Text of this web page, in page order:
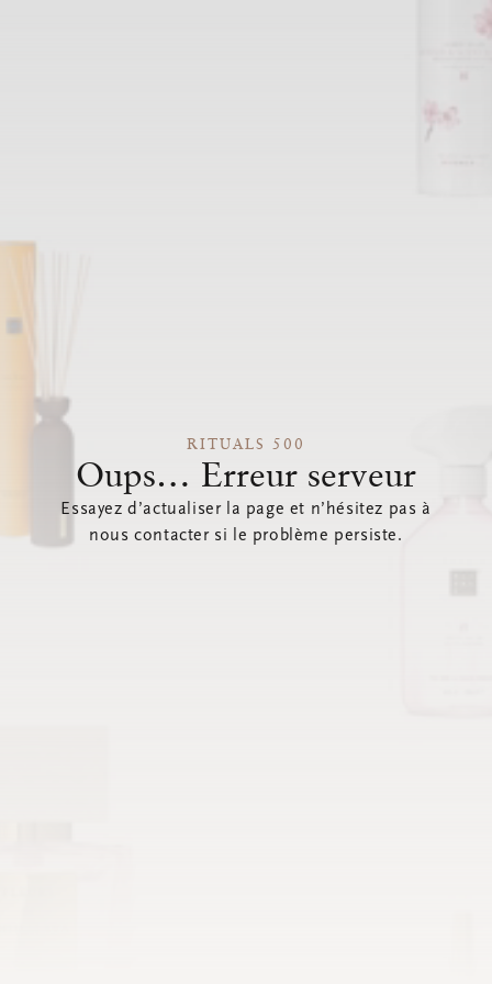
RITUALS 500
Oups… Erreur serveur
Essayez d’actualiser la page et n’hésitez pas à
nous contacter si le problème persiste.